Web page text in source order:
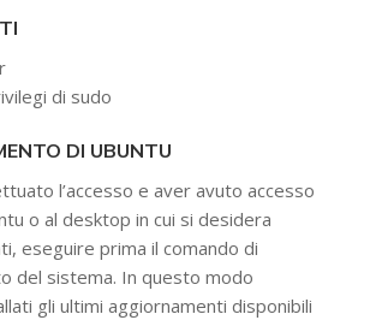
di sudo
DI UBUNTU
l’accesso e aver avuto accesso
o al desktop in cui si desidera
eseguire prima il comando di
del sistema. In questo modo
gli ultimi aggiornamenti disponibili